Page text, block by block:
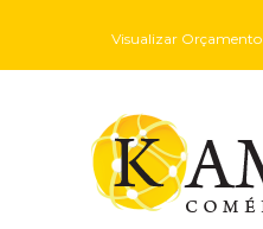
Visualizar Orçamento